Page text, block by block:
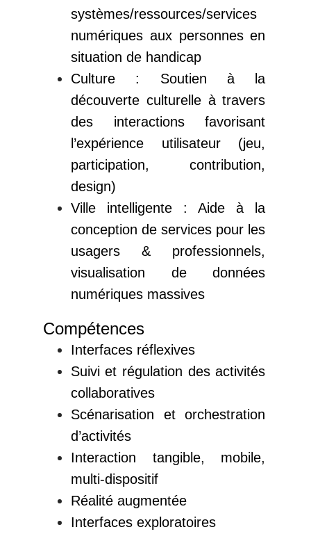
systèmes/ressources/services
numériques aux personnes en
situation de handicap
Culture : Soutien à la
découverte culturelle à travers
des interactions favorisant
l’expérience utilisateur (jeu,
participation, contribution,
design)
Ville intelligente : Aide à la
conception de services pour les
usagers & professionnels,
visualisation de données
numériques massives
Compétences
Interfaces réflexives
Suivi et régulation des activités
collaboratives
Scénarisation et orchestration
d’activités
Interaction tangible, mobile,
multi-dispositif
Réalité augmentée
Interfaces exploratoires